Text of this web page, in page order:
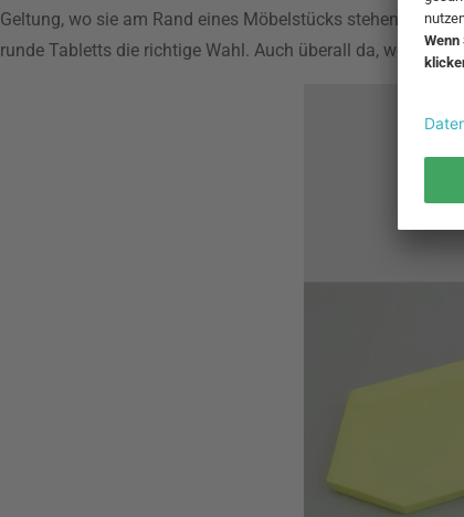
Geltung, wo sie am Rand eines Möbelstücks stehen, z.B.
runde Tabletts die richtige Wahl. Auch überall da, wo man